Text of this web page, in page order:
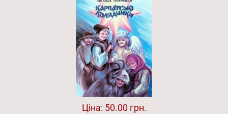
Ціна: 50.00 грн.